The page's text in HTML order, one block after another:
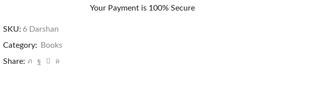
Your Payment is 100% Secure
SKU: 6 Darshan
Category: Books
Share: